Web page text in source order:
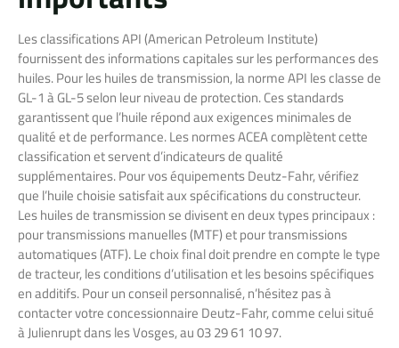
Les classifications API (American Petroleum Institute)
fournissent des informations capitales sur les performances des
huiles. Pour les huiles de transmission, la norme API les classe de
GL-1 à GL-5 selon leur niveau de protection. Ces standards
garantissent que l’huile répond aux exigences minimales de
qualité et de performance. Les normes ACEA complètent cette
classification et servent d’indicateurs de qualité
supplémentaires. Pour vos équipements Deutz-Fahr, vérifiez
que l’huile choisie satisfait aux spécifications du constructeur.
Les huiles de transmission se divisent en deux types principaux :
pour transmissions manuelles (MTF) et pour transmissions
automatiques (ATF). Le choix final doit prendre en compte le type
de tracteur, les conditions d’utilisation et les besoins spécifiques
en additifs. Pour un conseil personnalisé, n’hésitez pas à
contacter votre concessionnaire Deutz-Fahr, comme celui situé
à Julienrupt dans les Vosges, au 03 29 61 10 97.